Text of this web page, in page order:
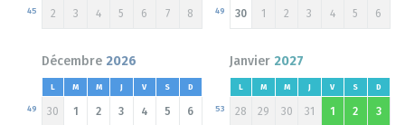
2
45 3 4 5 6 7 8 30
49 1 2 3 4 5 6
Décembre 2026
L M M J V S D
30
49 1 2 3 4 5 6
Janvier 2027
L M M J V S D
28
53 29 30 31 1 2 3